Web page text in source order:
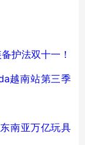
护法双十一！
越南站第三季
南亚万亿玩具